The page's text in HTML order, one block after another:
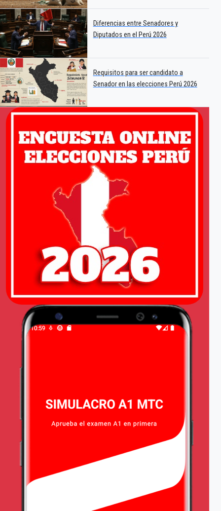
Diferencias entre Senadores y
Diputados en el Perú 2026
Requisitos para ser candidato a
Senador en las elecciones Perú 2026